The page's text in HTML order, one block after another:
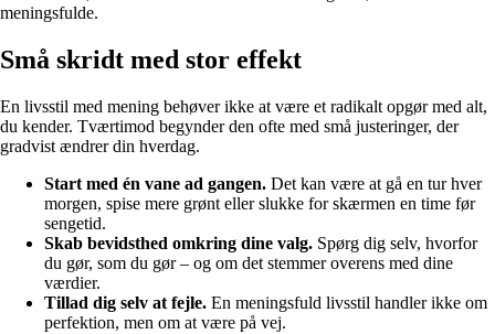
meningsfulde.
Små skridt med stor effekt
En livsstil med mening behøver ikke at være et radikalt opgør med alt,
du kender. Tværtimod begynder den ofte med små justeringer, der
gradvist ændrer din hverdag.
Start med én vane ad gangen. Det kan være at gå en tur hver
morgen, spise mere grønt eller slukke for skærmen en time før
sengetid.
Skab bevidsthed omkring dine valg. Spørg dig selv, hvorfor
du gør, som du gør – og om det stemmer overens med dine
værdier.
Tillad dig selv at fejle. En meningsfuld livsstil handler ikke om
perfektion, men om at være på vej.